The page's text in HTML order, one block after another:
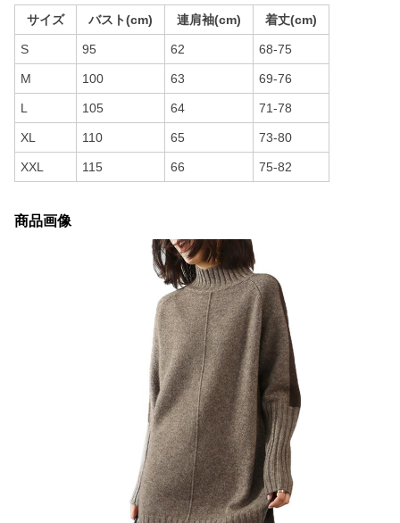
サイズ バスト(cm) 連肩袖(cm) 着丈(cm)
S 95 62 68-75
M 100 63 69-76
L 105 64 71-78
XL 110 65 73-80
XXL 115 66 75-82
商品画像